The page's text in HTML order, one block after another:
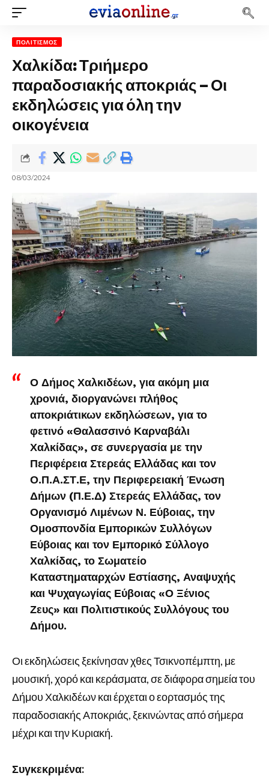
ΠΟΛΙΤΙΣΜΌΣ
Χαλκίδα: Τριήμερο
παραδοσιακής αποκριάς – Οι
εκδηλώσεις για όλη την
οικογένεια
08/03/2024
Ο Δήμος Χαλκιδέων, για ακόμη μια
χρονιά, διοργανώνει πλήθος
αποκριάτικων εκδηλώσεων, για το
φετινό «Θαλασσινό Καρναβάλι
Χαλκίδας», σε συνεργασία με την
Περιφέρεια Στερεάς Ελλάδας και τον
Ο.Π.Α.ΣΤ.Ε, την Περιφερειακή Ένωση
Δήμων (Π.Ε.Δ) Στερεάς Ελλάδας, τον
Οργανισμό Λιμένων Ν. Εύβοιας, την
Ομοσπονδία Εμπορικών Συλλόγων
Εύβοιας και τον Εμπορικό Σύλλογο
Χαλκίδας, το Σωματείο
Καταστηματαρχών Εστίασης, Αναψυχής
και Ψυχαγωγίας Εύβοιας «Ο Ξένιος
Ζευς» και Πολιτιστικούς Συλλόγους του
Δήμου.
Οι εκδηλώσεις ξεκίνησαν χθες Τσικνοπέμπτη, με
μουσική, χορό και κεράσματα, σε διάφορα σημεία του
Δήμου Χαλκιδέων και έρχεται ο εορτασμός της
παραδοσιακής Αποκριάς, ξεκινώντας από σήμερα
μέχρι και την Κυριακή.
Συγκεκριμένα: